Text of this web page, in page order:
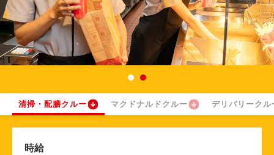
清掃・配膳クルー マクドナルドクルー デリバリークル
時給